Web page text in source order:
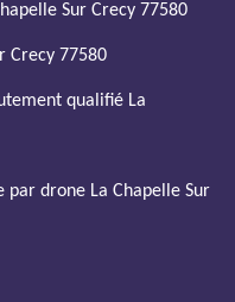
Sur Crecy 77580
Crecy 77580
qualifié La
drone La Chapelle Sur